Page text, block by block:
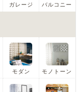
ガレージ バルコニー
モダン モノトーン